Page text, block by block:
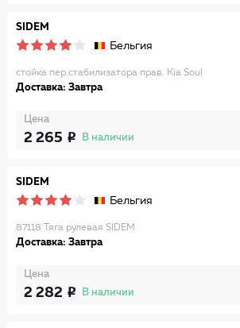
SIDEM
Бельгия
стойка пер.стабилизатора прав. Kia Soul
Доставка: Завтра
Цена
2 265 В наличии
SIDEM
Бельгия
87118 Тяга рулевая SIDEM
Доставка: Завтра
Цена
2 282 В наличии